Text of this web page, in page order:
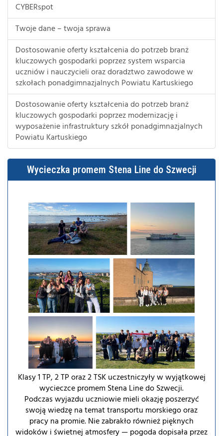
CYBERspot
Twoje dane – twoja sprawa
Dostosowanie oferty kształcenia do potrzeb branż
kluczowych gospodarki poprzez system wsparcia
uczniów i nauczycieli oraz doradztwo zawodowe w
szkołach ponadgimnazjalnych Powiatu Kartuskiego
Dostosowanie oferty kształcenia do potrzeb branż
kluczowych gospodarki poprzez modernizację i
wyposażenie infrastruktury szkół ponadgimnazjalnych
Powiatu Kartuskiego
Wycieczka promem Stena Line do Szwecji
Klasy 1 TP, 2 TP oraz 2 TSK uczestniczyły w wyjątkowej
wycieczce promem Stena Line do Szwecji.
Podczas wyjazdu uczniowie mieli okazję poszerzyć
swoją wiedzę na temat transportu morskiego oraz
pracy na promie. Nie zabrakło również pięknych
widoków i świetnej atmosfery — pogoda dopisała przez